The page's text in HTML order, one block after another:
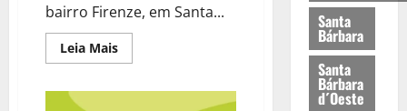
bairro Firenze, em Santa...
Leia Mais
Santa
Bárbara
Santa
Bárbara
d´Oeste